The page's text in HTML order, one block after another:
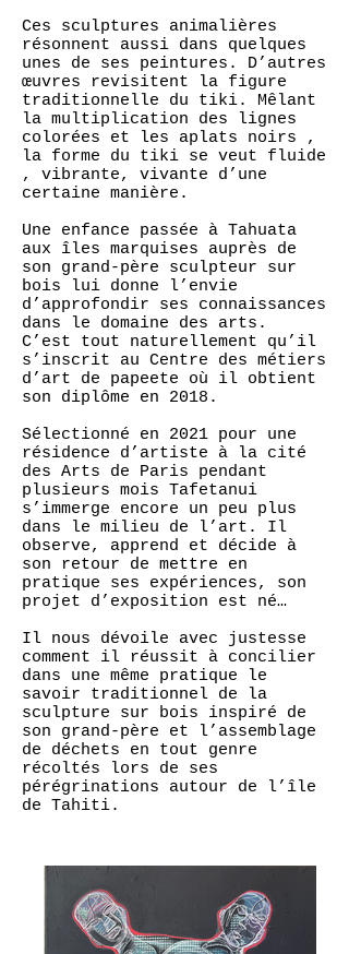
Ces sculptures animalières
résonnent aussi dans quelques
unes de ses peintures. D’autres
œuvres revisitent la figure
traditionnelle du tiki. Mêlant
la multiplication des lignes
colorées et les aplats noirs ,
la forme du tiki se veut fluide
, vibrante, vivante d’une
certaine manière.
Une enfance passée à Tahuata
aux îles marquises auprès de
son grand-père sculpteur sur
bois lui donne l’envie
d’approfondir ses connaissances
dans le domaine des arts.
C’est tout naturellement qu’il
s’inscrit au Centre des métiers
d’art de papeete où il obtient
son diplôme en 2018.
Sélectionné en 2021 pour une
résidence d’artiste à la cité
des Arts de Paris pendant
plusieurs mois Tafetanui
s’immerge encore un peu plus
dans le milieu de l’art. Il
observe, apprend et décide à
son retour de mettre en
pratique ses expériences, son
projet d’exposition est né…
Il nous dévoile avec justesse
comment il réussit à concilier
dans une même pratique le
savoir traditionnel de la
sculpture sur bois inspiré de
son grand-père et l’assemblage
de déchets en tout genre
récoltés lors de ses
pérégrinations autour de l’île
de Tahiti.